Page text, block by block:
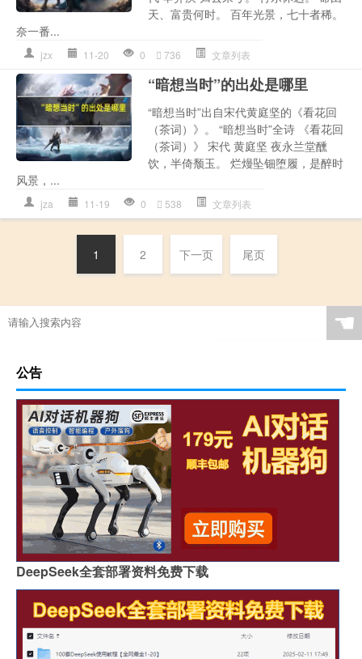
天、富贵何时。 百年光景，七十者稀。
奈一番...
jzx 11-20 0 736 文章列表
“暗想当时”的出处是哪里
“暗想当时”出自宋代黄庭坚的《看花回
（茶词）》。 “暗想当时”全诗 《看花回
（茶词）》 宋代 黄庭坚 夜永兰堂醺
饮，半倚颓玉。 烂熳坠钿堕履，是醉时
风景，...
jza 11-19 0 538 文章列表
1 2 下一页 尾页
☚
公告
DeepSeek全套部署资料免费下载